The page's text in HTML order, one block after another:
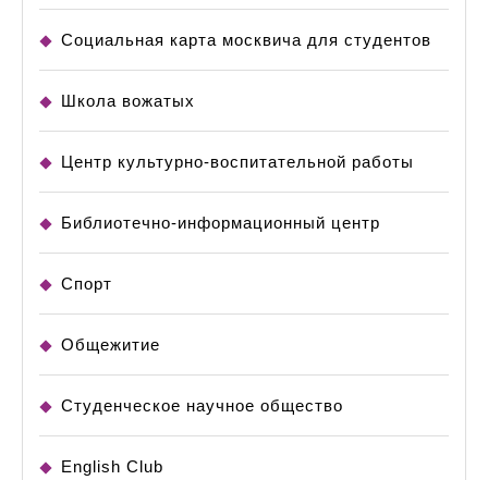
Социальная карта москвича для студентов
Школа вожатых
Центр культурно-воспитательной работы
Библиотечно-информационный центр
Спорт
Общежитие
Студенческое научное общество
English Club